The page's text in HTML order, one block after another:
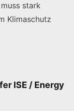
stark
Klimaschutz
ISE / Energy